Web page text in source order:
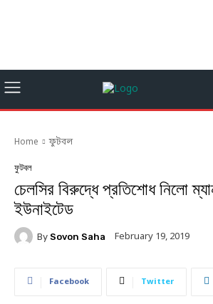
Home ফুটবল
ফুটবল
চেলসির বিরুদ্ধে প্রতিশোধ নিলো
ইউনাইটেড
By Sovon Saha February 19, 2019
Facebook Twitter